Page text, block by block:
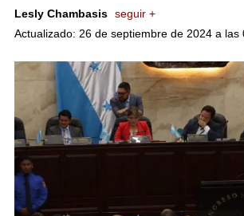
Lesly Chambasis seguir +
Actualizado: 26 de septiembre de 2024 a las